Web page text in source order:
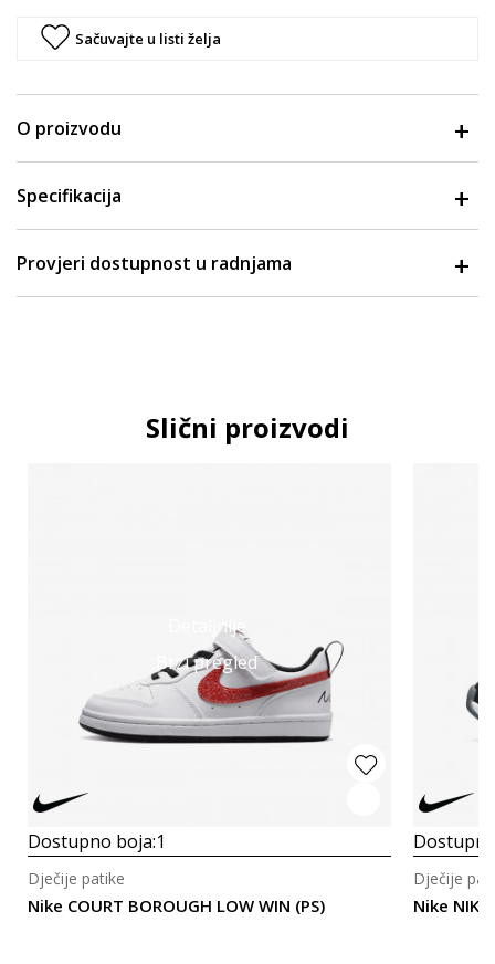
Sačuvajte u listi želja
O proizvodu
Specifikacija
Provjeri dostupnost u radnjama
Slični proizvodi
Detaljnije
Brzi pregled
Dostupno boja:1
Nike COURT BOROUGH LOW WIN (PS)
Dječije patike
Nike NIKE
Dječije